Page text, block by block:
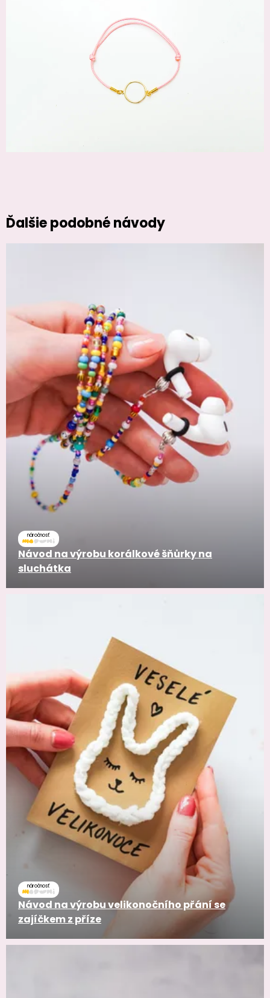
Ďalšie podobné návody
náročnosť
Návod na výrobu korálkové šňůrky na
sluchátka
náročnosť
Návod na výrobu velikonočního přání se
zajíčkem z příze